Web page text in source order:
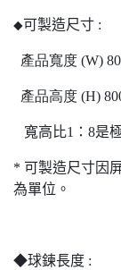
◆可製造尺寸 :
產品寬度 (W)
產品高度 (H)
寬高比1 ： 8是
* 可製造尺寸因
為單位。
◆球鍊長度 :